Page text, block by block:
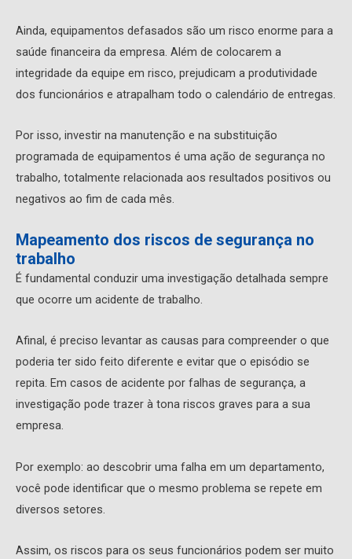
Ainda, equipamentos defasados são um risco enorme para a
saúde financeira da empresa. Além de colocarem a
integridade da equipe em risco, prejudicam a produtividade
dos funcionários e atrapalham todo o calendário de entregas.
Por isso, investir na manutenção e na substituição
programada de equipamentos é uma ação de segurança no
trabalho, totalmente relacionada aos resultados positivos ou
negativos ao fim de cada mês.
Mapeamento dos riscos de segurança no
trabalho
É fundamental conduzir uma investigação detalhada sempre
que ocorre um acidente de trabalho.
Afinal, é preciso levantar as causas para compreender o que
poderia ter sido feito diferente e evitar que o episódio se
repita. Em casos de acidente por falhas de segurança, a
investigação pode trazer à tona riscos graves para a sua
empresa.
Por exemplo: ao descobrir uma falha em um departamento,
você pode identificar que o mesmo problema se repete em
diversos setores.
Assim, os riscos para os seus funcionários podem ser muito